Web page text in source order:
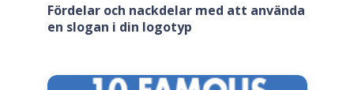
Fördelar och nackdelar med att använda
en slogan i din logotyp